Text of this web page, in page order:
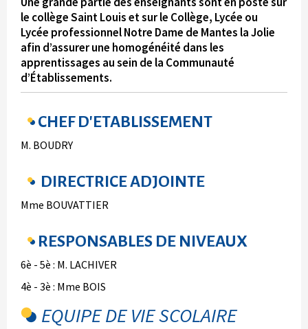
le collège Saint Louis et sur le Collège, Lycée ou
Lycée professionnel Notre Dame de Mantes la Jolie
afin d’assurer une homogénéité dans les
apprentissages au sein de la Communauté
d’Établissements.
CHEF D'ETABLISSEMENT
M. BOUDRY
DIRECTRICE ADJOINTE
Mme BOUVATTIER
RESPONSABLES DE NIVEAUX
6è - 5è : M. LACHIVER
4è - 3è : Mme BOIS
EQUIPE DE VIE SCOLAIRE